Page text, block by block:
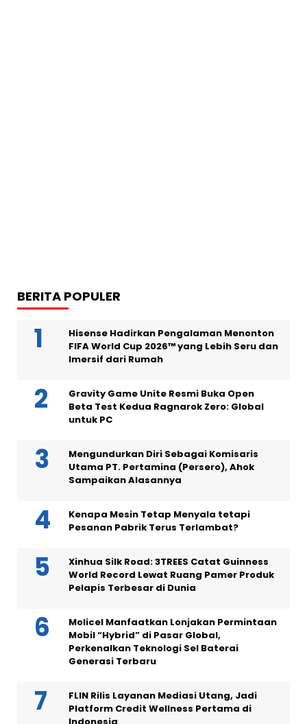
BERITA POPULER
Hisense Hadirkan Pengalaman Menonton
FIFA World Cup 2026™ yang Lebih Seru dan
Imersif dari Rumah
Gravity Game Unite Resmi Buka Open
Beta Test Kedua Ragnarok Zero: Global
untuk PC
Mengundurkan Diri Sebagai Komisaris
Utama PT. Pertamina (Persero), Ahok
Sampaikan Alasannya
Kenapa Mesin Tetap Menyala tetapi
Pesanan Pabrik Terus Terlambat?
Xinhua Silk Road: 3TREES Catat Guinness
World Record Lewat Ruang Pamer Produk
Pelapis Terbesar di Dunia
Molicel Manfaatkan Lonjakan Permintaan
Mobil “Hybrid” di Pasar Global,
Perkenalkan Teknologi Sel Baterai
Generasi Terbaru
FLIN Rilis Layanan Mediasi Utang, Jadi
Platform Credit Wellness Pertama di